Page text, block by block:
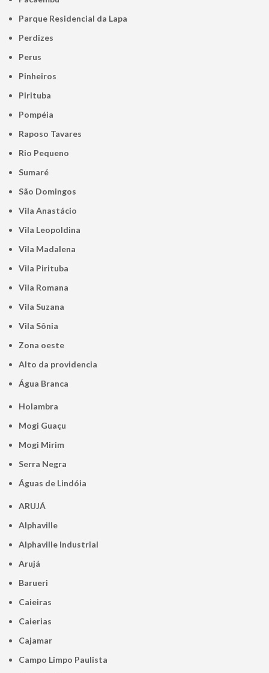
Parque Residencial da Lapa
Perdizes
Perus
Pinheiros
Pirituba
Pompéia
Raposo Tavares
Rio Pequeno
Sumaré
São Domingos
Vila Anastácio
Vila Leopoldina
Vila Madalena
Vila Pirituba
Vila Romana
Vila Suzana
Vila Sônia
Zona oeste
alto da providencia
Água Branca
Holambra
Mogi Guaçu
Mogi Mirim
Serra Negra
Águas de Lindóia
ARUJÁ
Alphaville
Alphaville Industrial
Arujá
Barueri
Caieiras
Caierias
Cajamar
Campo Limpo Paulista